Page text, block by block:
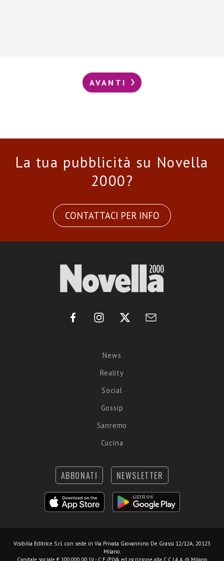
AVANTI
La tua pubblicità su Novella
2000?
CONTATTACI PER INFO
News
Reality
Social
Gossip
Sanremo
Cucina
ABBONATI NEWSLETTER
Visibilia Editrice S.r.l. con sede in Via Privata Giovannino De Grassi 12/12A, 20123
Milano.
Capitale sociale € 100.000,00 I.V. - C.F./P.IVA ed iscrizione alla C.C.I.A.A. di Milano